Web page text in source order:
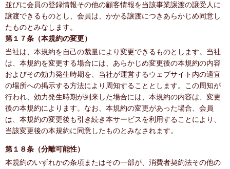
並びに会員の登録情報その他の顧客情報を当該事業譲渡の譲受人に
譲渡できるものとし、会員は、かかる譲渡につきあらかじめ同意し
たものとみなします。
第１７条（本規約の変更）
当社は、本規約を自己の裁量により変更できるものとします。当社
は、本規約を変更する場合には、あらかじめ変更後の本規約の内容
およびその効力発生時期を、当社が運営するウェブサイト内の適宜
の場所への掲示する方法により周知することとします。この周知が
行われ、効力発生時期が到来した場合には、本規約の内容は、変更
後の本規約によります。なお、本規約の変更があった場合、会員
は、本規約の変更後も引き続き本サービスを利用することにより、
当該変更後の本規約に同意したものとみなされます。
第１８条（分離可能性）
本規約のいずれかの条項またはその一部が、消費者契約法その他の